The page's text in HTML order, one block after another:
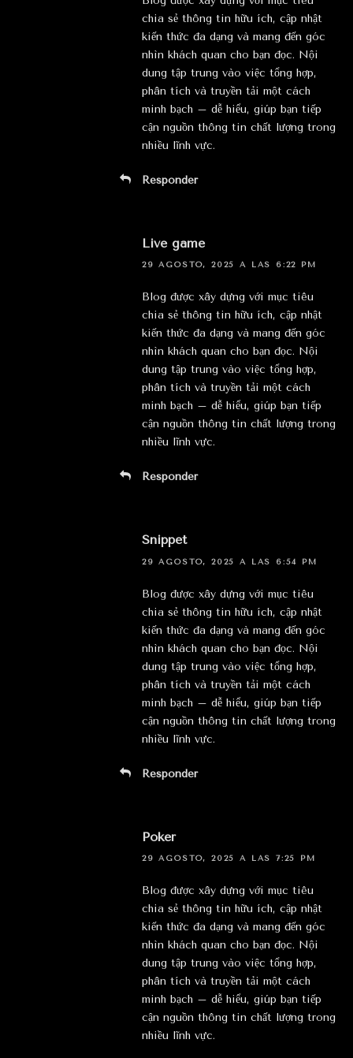
chia sẻ thông tin hữu ích, cập nhật
kiến thức đa dạng và mang đến góc
nhìn khách quan cho bạn đọc. Nội
dung tập trung vào việc tổng hợp,
phân tích và truyền tải một cách
minh bạch – dễ hiểu, giúp bạn tiếp
cận nguồn thông tin chất lượng trong
nhiều lĩnh vực.
Responder
Live game
29 AGOSTO, 2025 A LAS 6:22 PM
Blog được xây dựng với mục tiêu
chia sẻ thông tin hữu ích, cập nhật
kiến thức đa dạng và mang đến góc
nhìn khách quan cho bạn đọc. Nội
dung tập trung vào việc tổng hợp,
phân tích và truyền tải một cách
minh bạch – dễ hiểu, giúp bạn tiếp
cận nguồn thông tin chất lượng trong
nhiều lĩnh vực.
Responder
Snippet
29 AGOSTO, 2025 A LAS 6:54 PM
Blog được xây dựng với mục tiêu
chia sẻ thông tin hữu ích, cập nhật
kiến thức đa dạng và mang đến góc
nhìn khách quan cho bạn đọc. Nội
dung tập trung vào việc tổng hợp,
phân tích và truyền tải một cách
minh bạch – dễ hiểu, giúp bạn tiếp
cận nguồn thông tin chất lượng trong
nhiều lĩnh vực.
Responder
Poker
29 AGOSTO, 2025 A LAS 7:25 PM
Blog được xây dựng với mục tiêu
chia sẻ thông tin hữu ích, cập nhật
kiến thức đa dạng và mang đến góc
nhìn khách quan cho bạn đọc. Nội
dung tập trung vào việc tổng hợp,
phân tích và truyền tải một cách
minh bạch – dễ hiểu, giúp bạn tiếp
cận nguồn thông tin chất lượng trong
nhiều lĩnh vực.